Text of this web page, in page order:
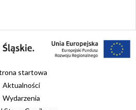
startowa
Aktualności
Wydarzenia